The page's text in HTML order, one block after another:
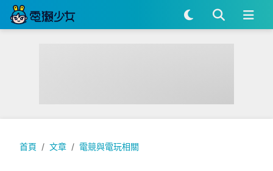
首頁 文章 電競與電玩相關
[ETG] 2017評選最強電競音效產品：HyperX、ASUS、圓剛